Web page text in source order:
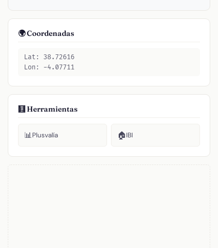
🌍 Coordenadas
Lat: 38.72616
Lon: -4.07711
🧮 Herramientas
📊Plusvalía 🏠IBI